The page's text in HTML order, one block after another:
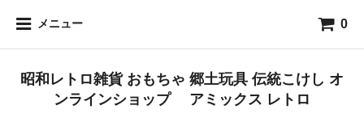
メニュー 0
昭和レトロ雑貨 おもちゃ 郷土玩具 伝統こけし オ
ンラインショップ アミックス レトロ